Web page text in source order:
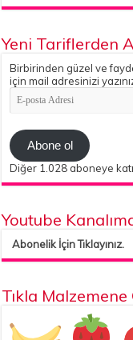
Yeni Tariflerden
Birbirinden güzel ve
için mail adresinizi
E-
posta
Abone ol
Diğer 1.028 aboneye
Youtube
Abonelik İçin Tıklayınız.
Tıkla